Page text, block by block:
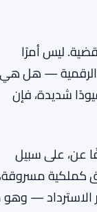
ليس أمرًا